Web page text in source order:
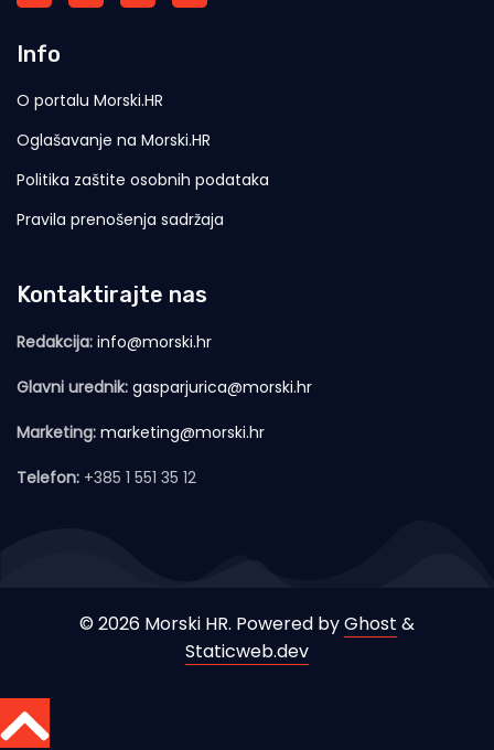
Info
O portalu Morski.HR
Oglašavanje na Morski.HR
Politika zaštite osobnih podataka
Pravila prenošenja sadržaja
Kontaktirajte nas
Redakcija: info@morski.hr
Glavni urednik: gasparjurica@morski.hr
Marketing: marketing@morski.hr
Telefon: +385 1 551 35 12
© 2026 Morski HR. Powered byGhost &
Staticweb.dev